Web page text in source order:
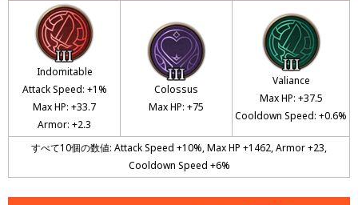
Indomitable
Attack Speed: +1%
Max HP: +33.7
Armor: +2.3
Colossus
Max HP: +75
Valiance
Max HP: +37.5
Cooldown Speed: +0.6%
すべて10個の数値: Attack Speed +10%, Max HP +1462, Armor +23,
Cooldown Speed +6%